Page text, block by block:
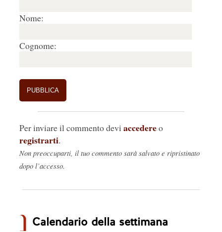
Nome:
Cognome:
Per inviare il commento devi accedereo
registrarti.
Non preoccuparti, il tuo commento sarà salvato e ripristinato
dopo l’accesso.
Calendario della settimana